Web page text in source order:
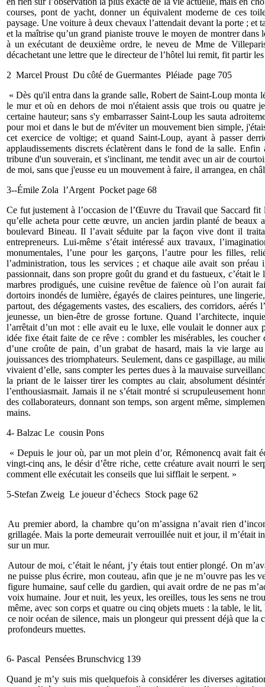
courses, pont de yacht, donner un équivalent moderne de ces
paysage. Une voiture à deux chevaux l’attendait devant la porte ; et
et la maîtrise qu’un grand pianiste trouve le moyen de montrer
à un exécutant de deuxième ordre, le neveu de Mme de
décachetant une lettre que le directeur de l’hôtel lui remit, fit partir les
2 Marcel Proust Du côté de Guermantes Pléiade page 705
« Dès qu'il entra dans la grande salle, Robert de Saint-Loup monta
le mur et où en dehors de moi n'étaient assis que trois ou quatre
certaine hauteur; sans s'y embarrasser Saint-Loup les sauta
pour moi et dans le but de m'éviter un mouvement bien simple,
cet exercice de voltige; et quand Saint-Loup, ayant à passer
applaudissements discrets éclatèrent dans le fond de la salle.
tribune d'un souverain, et s'inclinant, me tendit avec un air de
de moi, sans que j'eusse eu un mouvement à faire, il arrangea, en
3--Émile Zola l’Argent Pocket page 68
Ce fut justement à l’occasion de l’Œuvre du Travail que Saccard
qu’elle acheta pour cette œuvre, un ancien jardin planté de
boulevard Bineau. Il l’avait séduite par la façon vive dont il
entrepreneurs. Lui-même s’était intéressé aux travaux,
monumentales, l’une pour les garçons, l’autre pour les filles,
l’administration, tous les services ; et chaque aile avait son préau
passionnait, dans son propre goût du grand et du fastueux, c’était
marbres prodigués, une cuisine revêtue de faïence où l’on aurait
dortoirs inondés de lumière, égayés de claires peintures, une
partout, des dégagements vastes, des escaliers, des corridors,
jeunesse, un bien-être de grosse fortune. Quand l’architecte,
l’arrêtait d’un mot : elle avait eu le luxe, elle voulait le donner
idée fixe était faite de ce rêve : combler les misérables, les
d’une croûte de pain, d’un grabat de hasard, mais la vie large
jouissances des triomphateurs. Seulement, dans ce gaspillage, au
vivaient d’elle, sans compter les pertes dues à la mauvaise
la priant de le laisser tirer les comptes au clair, absolument
l’enthousiasmait. Jamais il ne s’était montré si scrupuleusement
des collaborateurs, donnant son temps, son argent même,
mains.
4- Balzac Le cousin Pons
« Depuis le jour où, par un mot plein d’or, Rémonencq avait fait
vingt-cinq ans, le désir d’être riche, cette créature avait nourri le
comment elle exécutait les conseils que lui sifflait le serpent. »
5-Stefan Zweig Le joueur d’échecs Stock page 62
Au premier abord, la chambre qu’on m’assigna n’avait rien
grillagée. Mais la porte demeurait verrouillée nuit et jour, il m’était
sur un mur.
Autour de moi, c’était le néant, j’y étais tout entier plongé. On
ne puisse plus écrire, mon couteau, afin que je ne m’ouvre pas les
figure humaine, sauf celle du gardien, qui avait ordre de ne pas
voix humaine. Jour et nuit, les yeux, les oreilles, tous les sens ne
même, avec son corps et quatre ou cinq objets muets : la table, le
ce noir océan de silence, mais un plongeur qui pressent déjà que la
profondeurs muettes.
6- Pascal Pensées Brunschvicg 139
Quand je m’y suis mis quelquefois à considérer les diverses